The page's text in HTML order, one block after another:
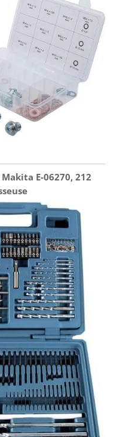
E-06270, 212